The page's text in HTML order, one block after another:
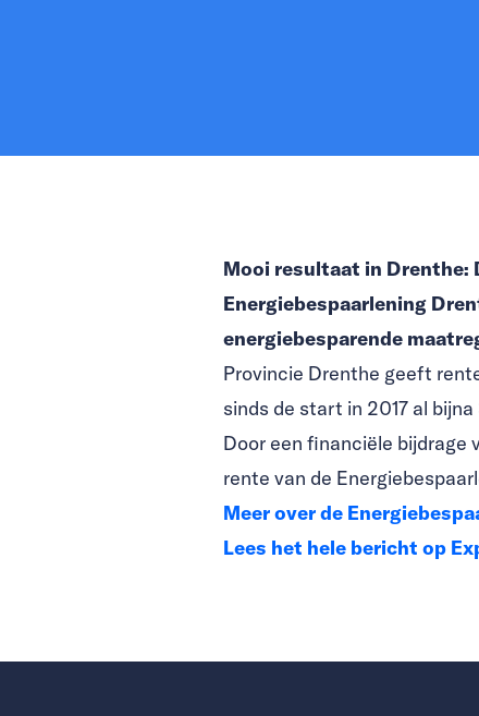
Mooi resultaat in Drenthe:
Energiebespaarlening
energiebesparende
Provincie Drenthe geeft
sinds de start in 2017 al
Door een financiële bijdrage
rente van de
Meer over de
Lees het hele bericht op